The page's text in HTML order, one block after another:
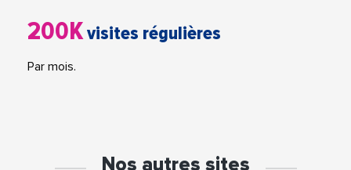
200Kvisites régulières
Par mois.
Nos autres sites